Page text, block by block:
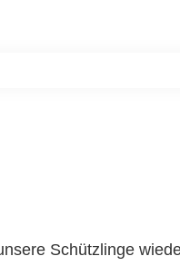
Schützlinge